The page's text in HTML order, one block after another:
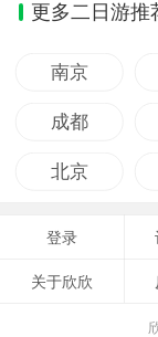
更多二日游推
南京
成都
北京
登录
关于欣欣